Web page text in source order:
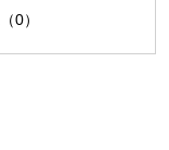
（0）